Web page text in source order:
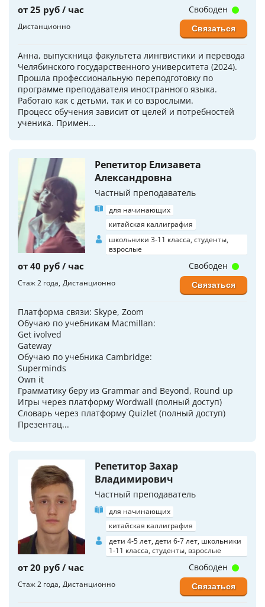
от 25 руб / час
Дистанционно
Анна, выпускница факультета лингвистики и перевода
Челябинского государственного университета (2024).
Прошла профессиональную переподготовку по
программе преподавателя иностранного языка.
Работаю как с детьми, так и со взрослыми.
Процесс обучения зависит от целей и потребностей
ученика. Примен...
Свободен
Связаться
Репетитор Елизавета
Александровна
Частный преподаватель
для начинающих
китайская каллиграфия
школьники 3-11 класса, студенты,
взрослые
от 40 руб / час
Стаж 2 года Дистанционно
Платформа связи: Skype, Zoom
Oбучаю по учебникам Macmillan:
Get ivolved
Gateway
Обучаю по учебника Cambridge:
Superminds
Own it
Грамматику беру из Grammar and Beyond, Round up
Игры через платформу Wordwall (полный доступ)
Словарь через платформу Quizlet (полный доступ)
Презентац...
Свободен
Связаться
Репетитор Захар
Владимирович
Частный преподаватель
для начинающих
китайская каллиграфия
дети 4-5 лет, дети 6-7 лет, школьники
1-11 класса, студенты, взрослые
от 20 руб / час
Стаж 2 года Дистанционно
Свободен
Связаться